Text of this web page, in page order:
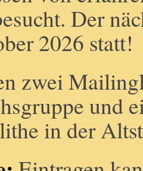
Der
2026 statt!
zwei
und
in der